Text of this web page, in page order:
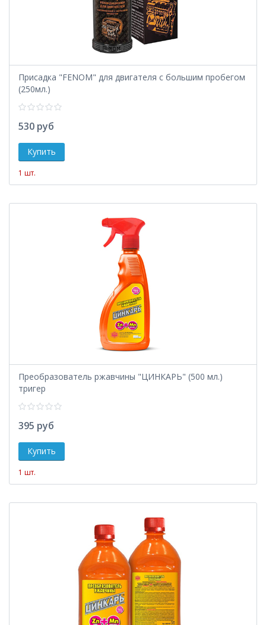
Присадка "FENOM" для двигателя с большим пробегом
(250мл.)
530 руб
1 шт.
Преобразователь ржавчины "ЦИНКАРЬ" (500 мл.)
тригер
395 руб
1 шт.